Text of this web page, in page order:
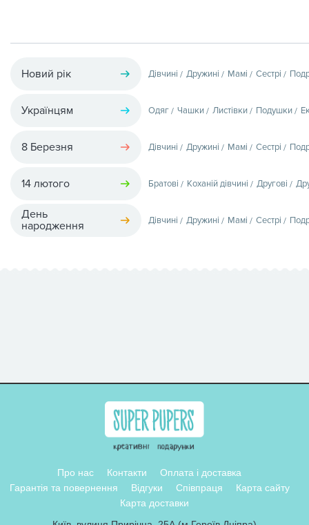
Новий рік Дівчині Дружині Мамі Сестрі
Українцям Одяг Чашки Листівки Подушки
8 Березня Дівчині Дружині Мамі Сестрі
14 лютого Братові Коханій дівчині Другові
День
народження
Дівчині Дружині Мамі Сестрі
Про нас Контакти
Оплата і доставка
Гарантія та повернення
Відгуки Співпраця
Карта сайту
Карта доставки